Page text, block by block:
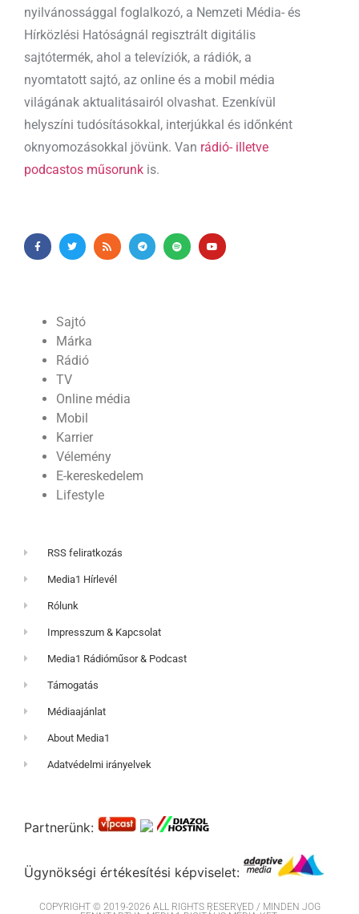
nyilvánossággal foglalkozó, a Nemzeti Média- és
Hírközlési Hatóságnál regisztrált digitális
sajtótermék, ahol a televíziók, a rádiók, a
nyomtatott sajtó, az online és a mobil média
világának aktualitásairól olvashat. Ezenkívül
helyszíni tudósításokkal, interjúkkal és időnként
oknyomozásokkal jövünk. Van rádió- illetve
podcastos műsorunk is.
Sajtó
Márka
Rádió
TV
Online média
Mobil
Karrier
Vélemény
E-kereskedelem
Lifestyle
RSS feliratkozás
Media1 Hírlevél
Rólunk
Impresszum & Kapcsolat
Media1 Rádióműsor & Podcast
Támogatás
Médiaajánlat
About Media1
Adatvédelmi irányelvek
Partnerünk:
Ügynökségi értékesítési képviselet:
COPYRIGHT © 2019-2026 ALL RIGHTS RESERVED / MINDEN JOG